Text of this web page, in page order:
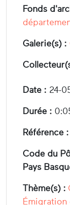
Fonds
Galerie(s) :
Date : 24-
Durée :
Référence :
Code du
Pays
Thème(s) :
Émigration